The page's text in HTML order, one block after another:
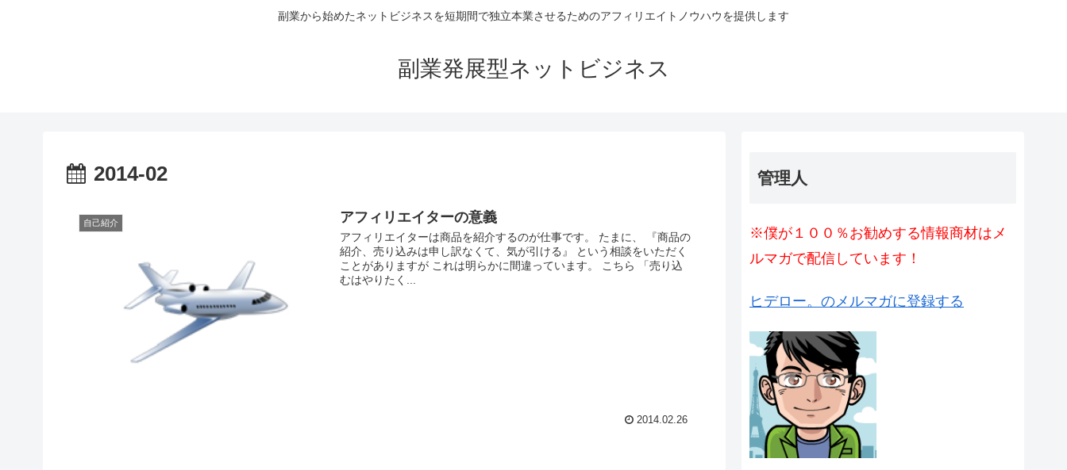
副業から始めたネットビジネスを短期間で独立本業させるためのアフィリエイトノウハウを提供します
副業発展型ネットビジネス
2014-02
自己紹介 アフィリエイターの意義
アフィリエイターは商品を紹介するのが仕事です。 たまに、 『商品の
紹介、売り込みは申し訳なくて、気が引ける』 という相談をいただく
ことがありますが これは明らかに間違っています。 こちら 「売り込
むはやりたく...
2014.02.26
管理人
※僕が１００％お勧めする情報商材はメ
ルマガで配信しています！
ヒデロー。のメルマガに登録する